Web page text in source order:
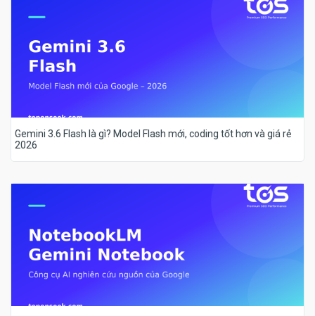
Gemini 3.6 Flash là gì? Model Flash mới, coding tốt hơn và giá rẻ
2026